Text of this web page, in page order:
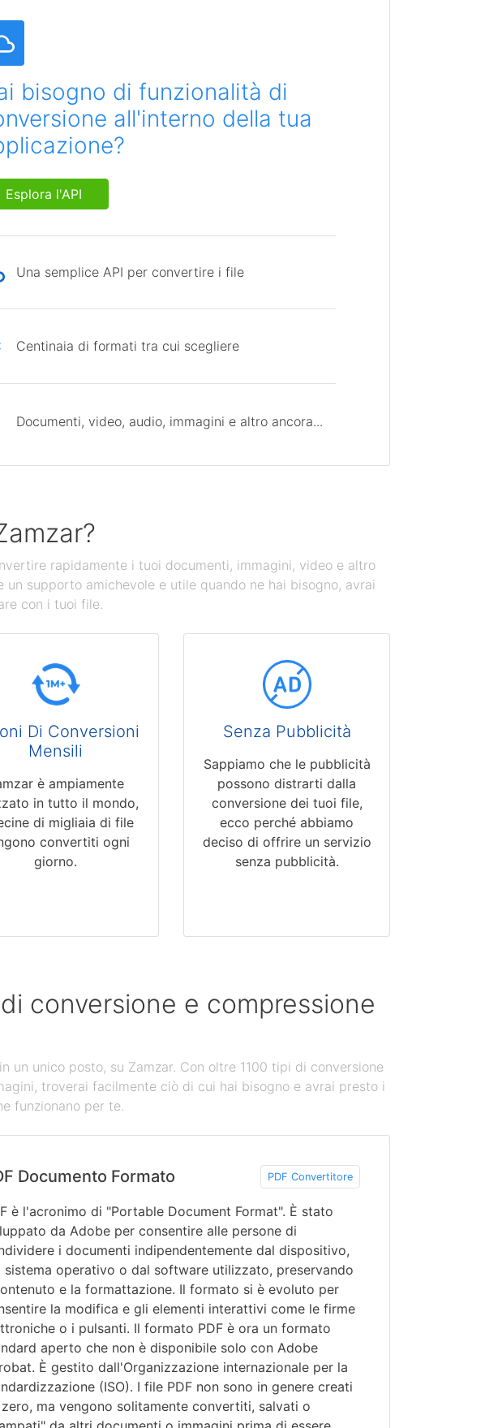
bisogno di funzionalità di
all'interno della tua
Esplora l'API
Una semplice API per convertire i file
Centinaia di formati tra cui scegliere
Documenti, video, audio, immagini e altro ancora...
rapidamente i tuoi documenti, immagini, video e altro
supporto amichevole e utile quando ne hai bisogno, avrai
con i tuoi file.
Di Conversioni
Mensili
è ampiamente
in tutto il mondo,
di migliaia di file
convertiti ogni
giorno.
Senza Pubblicità
Sappiamo che le pubblicità
possono distrarti dalla
conversione dei tuoi file,
ecco perché abbiamo
deciso di offrire un servizio
senza pubblicità.
conversione e compressione
unico posto, su Zamzar. Con oltre 1100 tipi di conversione
troverai facilmente ciò di cui hai bisogno e avrai presto i
funzionano per te.
Documento Formato PDF Convertitore
è l'acronimo di "Portable Document Format". È stato
da Adobe per consentire alle persone di
i documenti indipendentemente dal dispositivo,
sistema operativo o dal software utilizzato, preservando
e la formattazione. Il formato si è evoluto per
la modifica e gli elementi interattivi come le firme
o i pulsanti. Il formato PDF è ora un formato
aperto che non è disponibile solo con Adobe
È gestito dall'Organizzazione internazionale per la
(ISO). I file PDF non sono in genere creati
ma vengono solitamente convertiti, salvati o